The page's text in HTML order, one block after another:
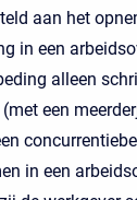
aan het
in een
alleen
een
in een